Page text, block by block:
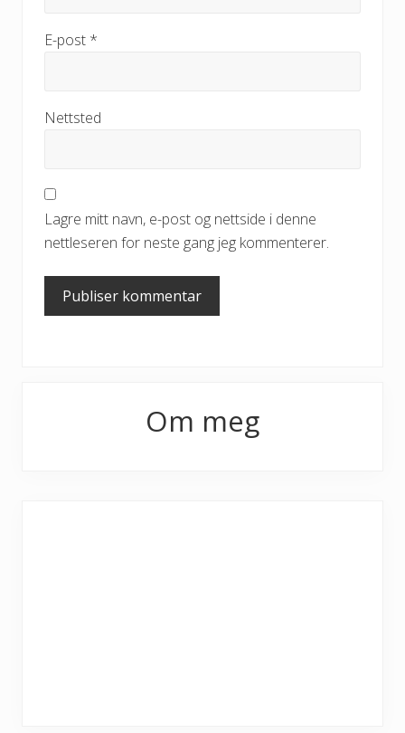
E-post *
Nettsted
Lagre mitt navn, e-post og nettside i denne
nettleseren for neste gang jeg kommenterer.
Om meg